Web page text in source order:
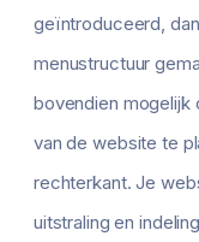
geïntroduceerd,
menustructuur
bovendien mogelijk
van de website te
rechterkant. Je
uitstraling en